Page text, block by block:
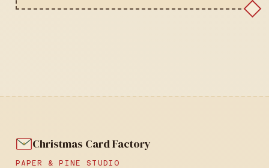
Christmas Card Factory
PAPER & PINE STUDIO